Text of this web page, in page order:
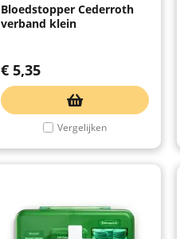
Bloedstopper Cederroth
verband klein
€ 5,35
Vergelijken